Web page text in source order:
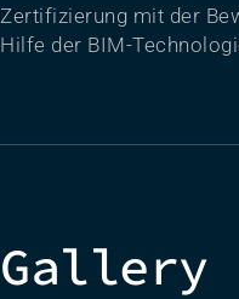
Zertifizierung mit der
Hilfe der BIM-
Gallery